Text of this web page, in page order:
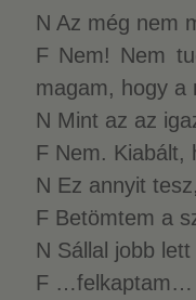
N Az még nem
F Nem! Nem
magam, hogy a
N Mint az az
F Nem. Kiabált,
N Ez annyit
F Betömtem a
N Sállal jobb
F …felkaptam…